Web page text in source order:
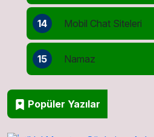
14 Mobil Chat Siteleri
15 Namaz
Popüler Yazılar